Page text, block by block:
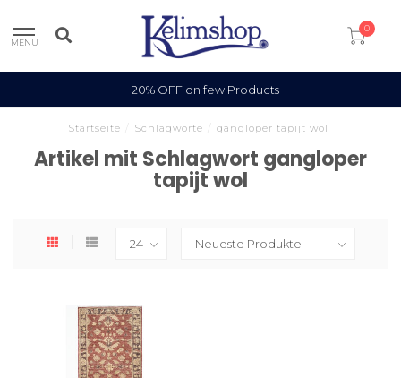
MENU
0
20% OFF on few Products
Startseite Schlagworte gangloper tapijt wol
Artikel mit Schlagwort gangloper
tapijt wol